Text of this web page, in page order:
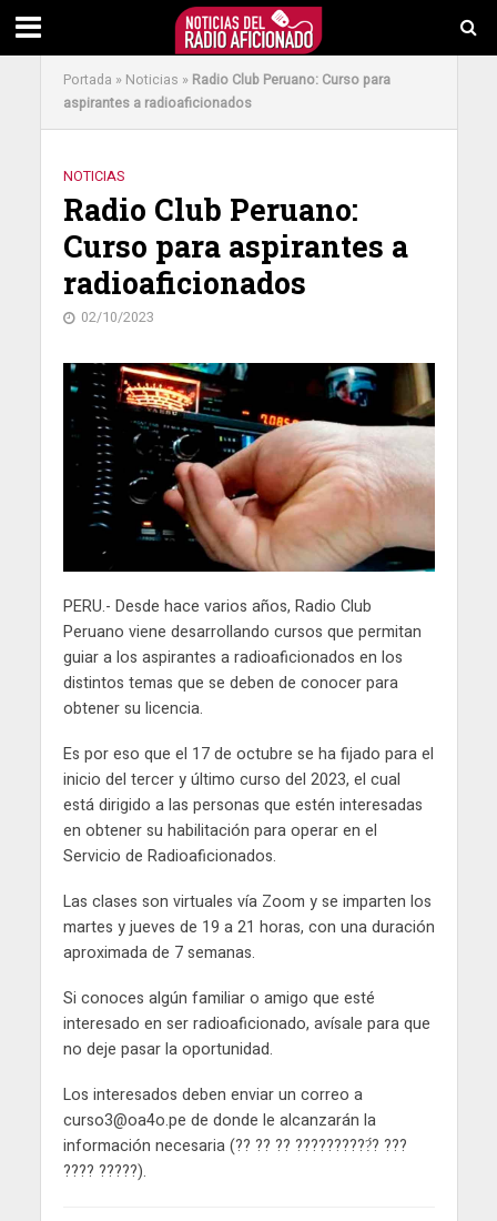
Portada » Noticias » Radio Club Peruano: Curso para
aspirantes a radioaficionados
NOTICIAS
Radio Club Peruano:
Curso para aspirantes a
radioaficionados
02/10/2023
PERU.- Desde hace varios años, Radio Club
Peruano viene desarrollando cursos que permitan
guiar a los aspirantes a radioaficionados en los
distintos temas que se deben de conocer para
obtener su licencia.
Es por eso que el 17 de octubre se ha fijado para el
inicio del tercer y último curso del 2023, el cual
está dirigido a las personas que estén interesadas
en obtener su habilitación para operar en el
Servicio de Radioaficionados.
Las clases son virtuales vía Zoom y se imparten los
martes y jueves de 19 a 21 horas, con una duración
aproximada de 7 semanas.
Si conoces algún familiar o amigo que esté
interesado en ser radioaficionado, avísale para que
no deje pasar la oportunidad.
Los interesados deben enviar un correo a
curso3@oa4o.pe de donde le alcanzarán la
información necesaria (?? ?? ?? ??????????́? ???
???? ?????).